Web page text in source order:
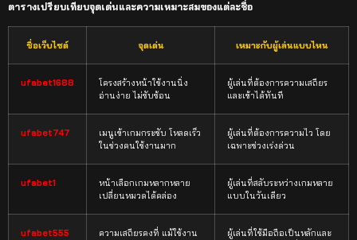
ตารางเปรียบเทียบจุดเด่นและความเหมาะสมของแต่ละชื่อ
ชื่อเว็บไซต์ จุดเด่น เหมาะกับผู้เล่นแบบไหน
ufabet1688
โครงสร้างหน้าใช้งานนิ่ง
อ่านง่าย ไม่ซับซ้อน
ผู้เล่นที่ต้องการความเสถียร
และเข้าได้ทันที
ufabet747
เมนูเข้าเกมกระชับ โหลดเร็ว
ในช่วงคนใช้งานมาก
ผู้เล่นที่ต้องการความไว โดย
เฉพาะช่วงเร่งด่วน
ufabet1
หน้าเลือกเกมหลากหลาย
เปลี่ยนหมวดได้คล่อง
ผู้เล่นที่สลับระหว่างเกมหลาย
แบบในวันเดียว
ufabet555
ความเสถียรคงที่ แม้ใช้งาน
ผู้เล่นที่ใช้มือถือเป็นหลักและ